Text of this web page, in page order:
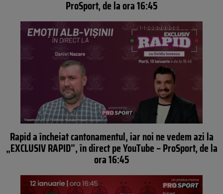
ProSport, de la ora 16:45
Rapid a încheiat cantonamentul, iar noi ne vedem azi la
„EXCLUSIV RAPID”, în direct pe YouTube – ProSport, de la
ora 16:45